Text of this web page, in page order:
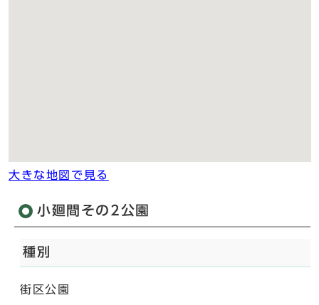
大きな地図で見る
小廻間その2公園
種別
街区公園